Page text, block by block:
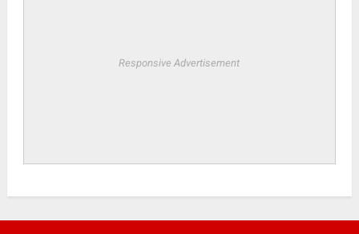
Responsive Advertisement